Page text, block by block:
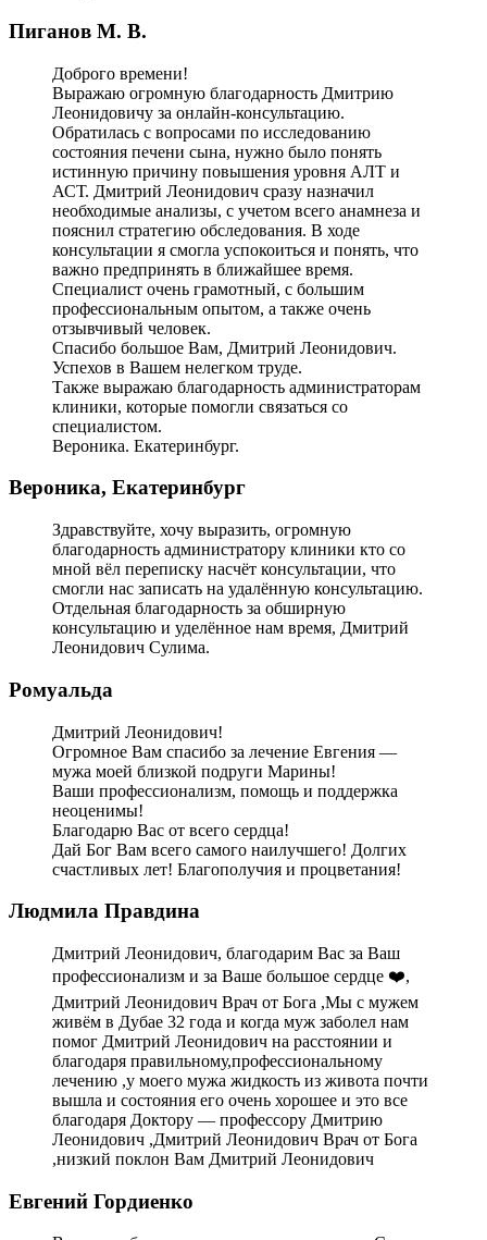
Пиганов М. В.
Доброго времени!
Выражаю огромную благодарность Дмитрию
Леонидовичу за онлайн-консультацию.
Обратилась с вопросами по исследованию
состояния печени сына, нужно было понять
истинную причину повышения уровня АЛТ и
АСТ. Дмитрий Леонидович сразу назначил
необходимые анализы, с учетом всего анамнеза и
пояснил стратегию обследования. В ходе
консультации я смогла успокоиться и понять, что
важно предпринять в ближайшее время.
Специалист очень грамотный, с большим
профессиональным опытом, а также очень
отзывчивый человек.
Спасибо большое Вам, Дмитрий Леонидович.
Успехов в Вашем нелегком труде.
Также выражаю благодарность администраторам
клиники, которые помогли связаться со
специалистом.
Вероника. Екатеринбург.
Вероника, Екатеринбург
Здравствуйте, хочу выразить, огромную
благодарность администратору клиники кто со
мной вёл переписку насчёт консультации, что
смогли нас записать на удалённую консультацию.
Отдельная благодарность за обширную
консультацию и уделённое нам время, Дмитрий
Леонидович Сулима.
Ромуальда
Дмитрий Леонидович!
Огромное Вам спасибо за лечение Евгения —
мужа моей близкой подруги Марины!
Ваши профессионализм, помощь и поддержка
неоценимы!
Благодарю Вас от всего сердца!
Дай Бог Вам всего самого наилучшего! Долгих
счастливых лет! Благополучия и процветания!
Людмила Правдина
Дмитрий Леонидович, благодарим Вас за Ваш
профессионализм и за Ваше большое сердце ❤️,
Дмитрий Леонидович Врач от Бога ,Мы с мужем
живём в Дубае 32 года и когда муж заболел нам
помог Дмитрий Леонидович на расстоянии и
благодаря правильному,профессиональному
лечению ,у моего мужа жидкость из живота почти
вышла и состояния его очень хорошее и это все
благодаря Доктору — профессору Дмитрию
Леонидович ,Дмитрий Леонидович Врач от Бога
,низкий поклон Вам Дмитрий Леонидович
Евгений Гордиенко